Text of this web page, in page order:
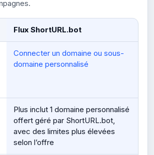
Flux ShortURL.bot
Connecter un domaine ou sous-
domaine personnalisé
Plus inclut 1 domaine personnalisé
offert géré par ShortURL.bot,
avec des limites plus élevées
selon l’offre